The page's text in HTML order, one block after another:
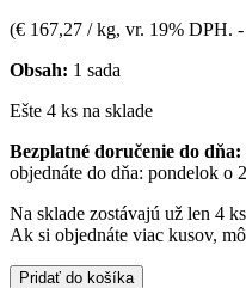
(€ 167,27 / kg, vr. 19% DPH. -
Obsah: 1 sada
Ešte 4 ks na sklade
Bezplatné doručenie do
objednáte do dňa: pondelok o
Na sklade zostávajú už len 4
Ak si objednáte viac kusov,
Pridať do košíka